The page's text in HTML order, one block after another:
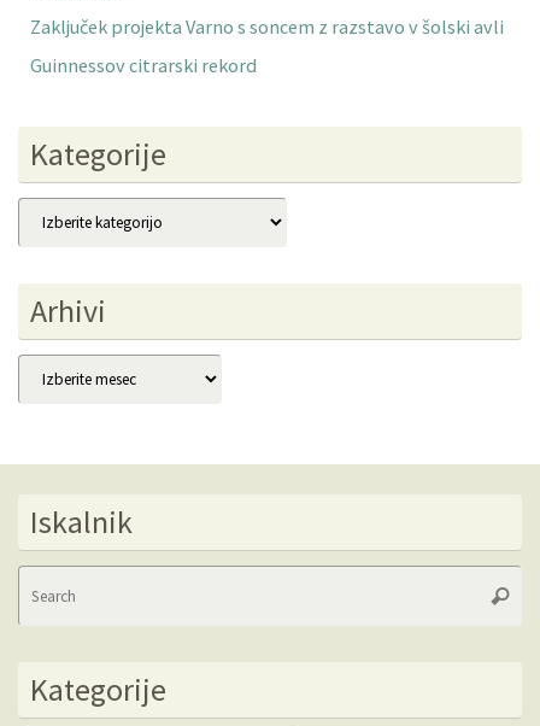
Zaključek projekta Varno s soncem z razstavo v šolski avli
Guinnessov citrarski rekord
Kategorije
Kategorije
Arhivi
Arhivi
Iskalnik
Kategorije